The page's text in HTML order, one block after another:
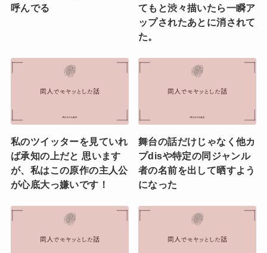
呼んでる
てもと渋々描いたら一瞬ア
ップされたあとに消されて
た。
私のツイッターを見ていれ
ば承知の上だと 思います
が、私はこの原作の主人公
が心底大っ嫌いです！
舞台の話だけじゃなく他カ
プdisや特定の同ジャンル
者の名前を出して晒すよう
になった